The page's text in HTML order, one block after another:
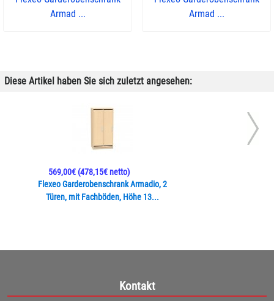
Armad ...
Armad ...
Diese Artikel haben Sie sich zuletzt angesehen:
Flexeo Garderobenschrank Armadio, 2
Türen, mit Fachböden, Höhe 13...
569,00€(478,15€ netto)
Kontakt